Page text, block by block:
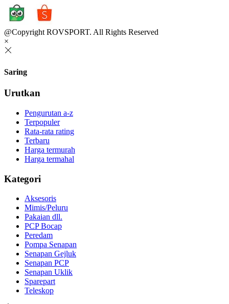
@Copyright ROVSPORT. All Rights Reserved
×
Saring
Urutkan
Pengurutan a-z
Terpopuler
Rata-rata rating
Terbaru
Harga termurah
Harga termahal
Kategori
Aksesoris
Mimis/Peluru
Pakaian dll.
PCP Bocap
Peredam
Pompa Senapan
Senapan Gejluk
Senapan PCP
Senapan Uklik
Sparepart
Teleskop